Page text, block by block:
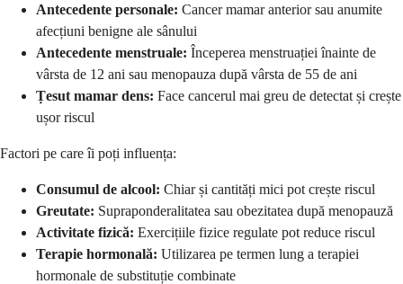
Antecedente personale: Cancer mamar anterior sau anumite
afecțiuni benigne ale sânului
Antecedente menstruale: Începerea menstruației înainte de
vârsta de 12 ani sau menopauza după vârsta de 55 de ani
Țesut mamar dens: Face cancerul mai greu de detectat și crește
ușor riscul
Factori pe care îi poți influența:
Consumul de alcool: Chiar și cantități mici pot crește riscul
Greutate: Supraponderalitatea sau obezitatea după menopauză
Activitate fizică: Exercițiile fizice regulate pot reduce riscul
Terapie hormonală: Utilizarea pe termen lung a terapiei
hormonale de substituție combinate